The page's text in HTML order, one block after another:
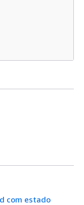
com estado